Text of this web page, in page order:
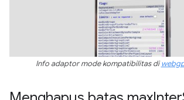
Info adaptor mode kompatibilitas di